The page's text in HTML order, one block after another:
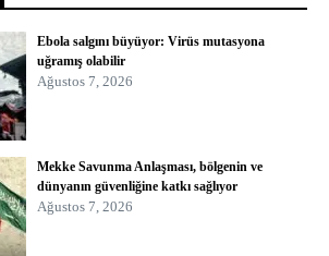
Ebola salgını büyüyor: Virüs mutasyona
uğramış olabilir
Ağustos 7, 2026
Mekke Savunma Anlaşması, bölgenin ve
dünyanın güvenliğine katkı sağlıyor
Ağustos 7, 2026